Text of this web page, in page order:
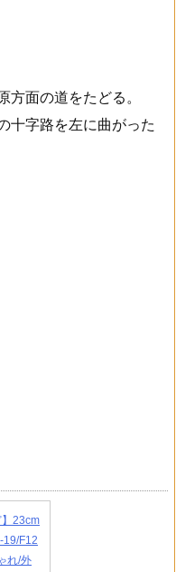
方面の道をたどる。
十字路を左に曲がった
23cm
19/F12
れ/外